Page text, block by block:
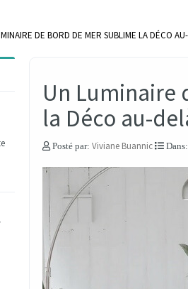
DE BORD DE MER SUBLIME LA DÉCO
Un Luminaire
la Déco au-
Posté par: Viviane Buannic Dans: